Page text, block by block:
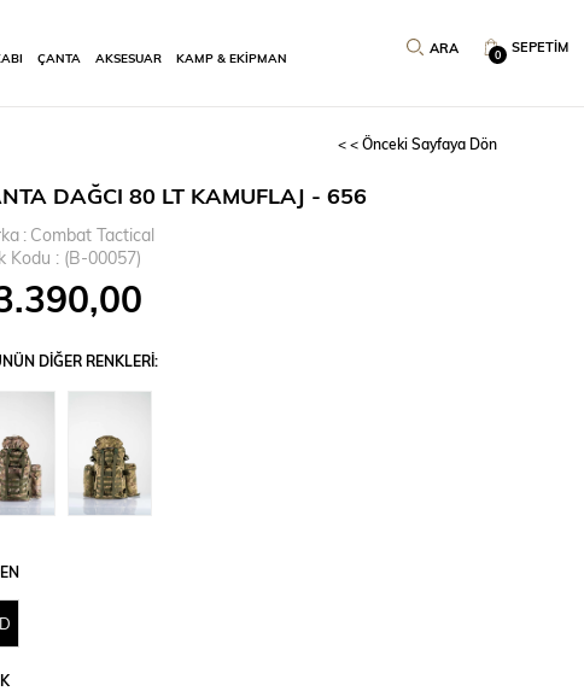
SEPETIM
0
ÇANTA AKSESUAR KAMP & EKİPMAN
< < Önceki Sayfaya Dön
DAĞCI 80 LT KAMUFLAJ - 656
: Combat Tactical
Kodu
(B-00057)
DIĞER RENKLERI: